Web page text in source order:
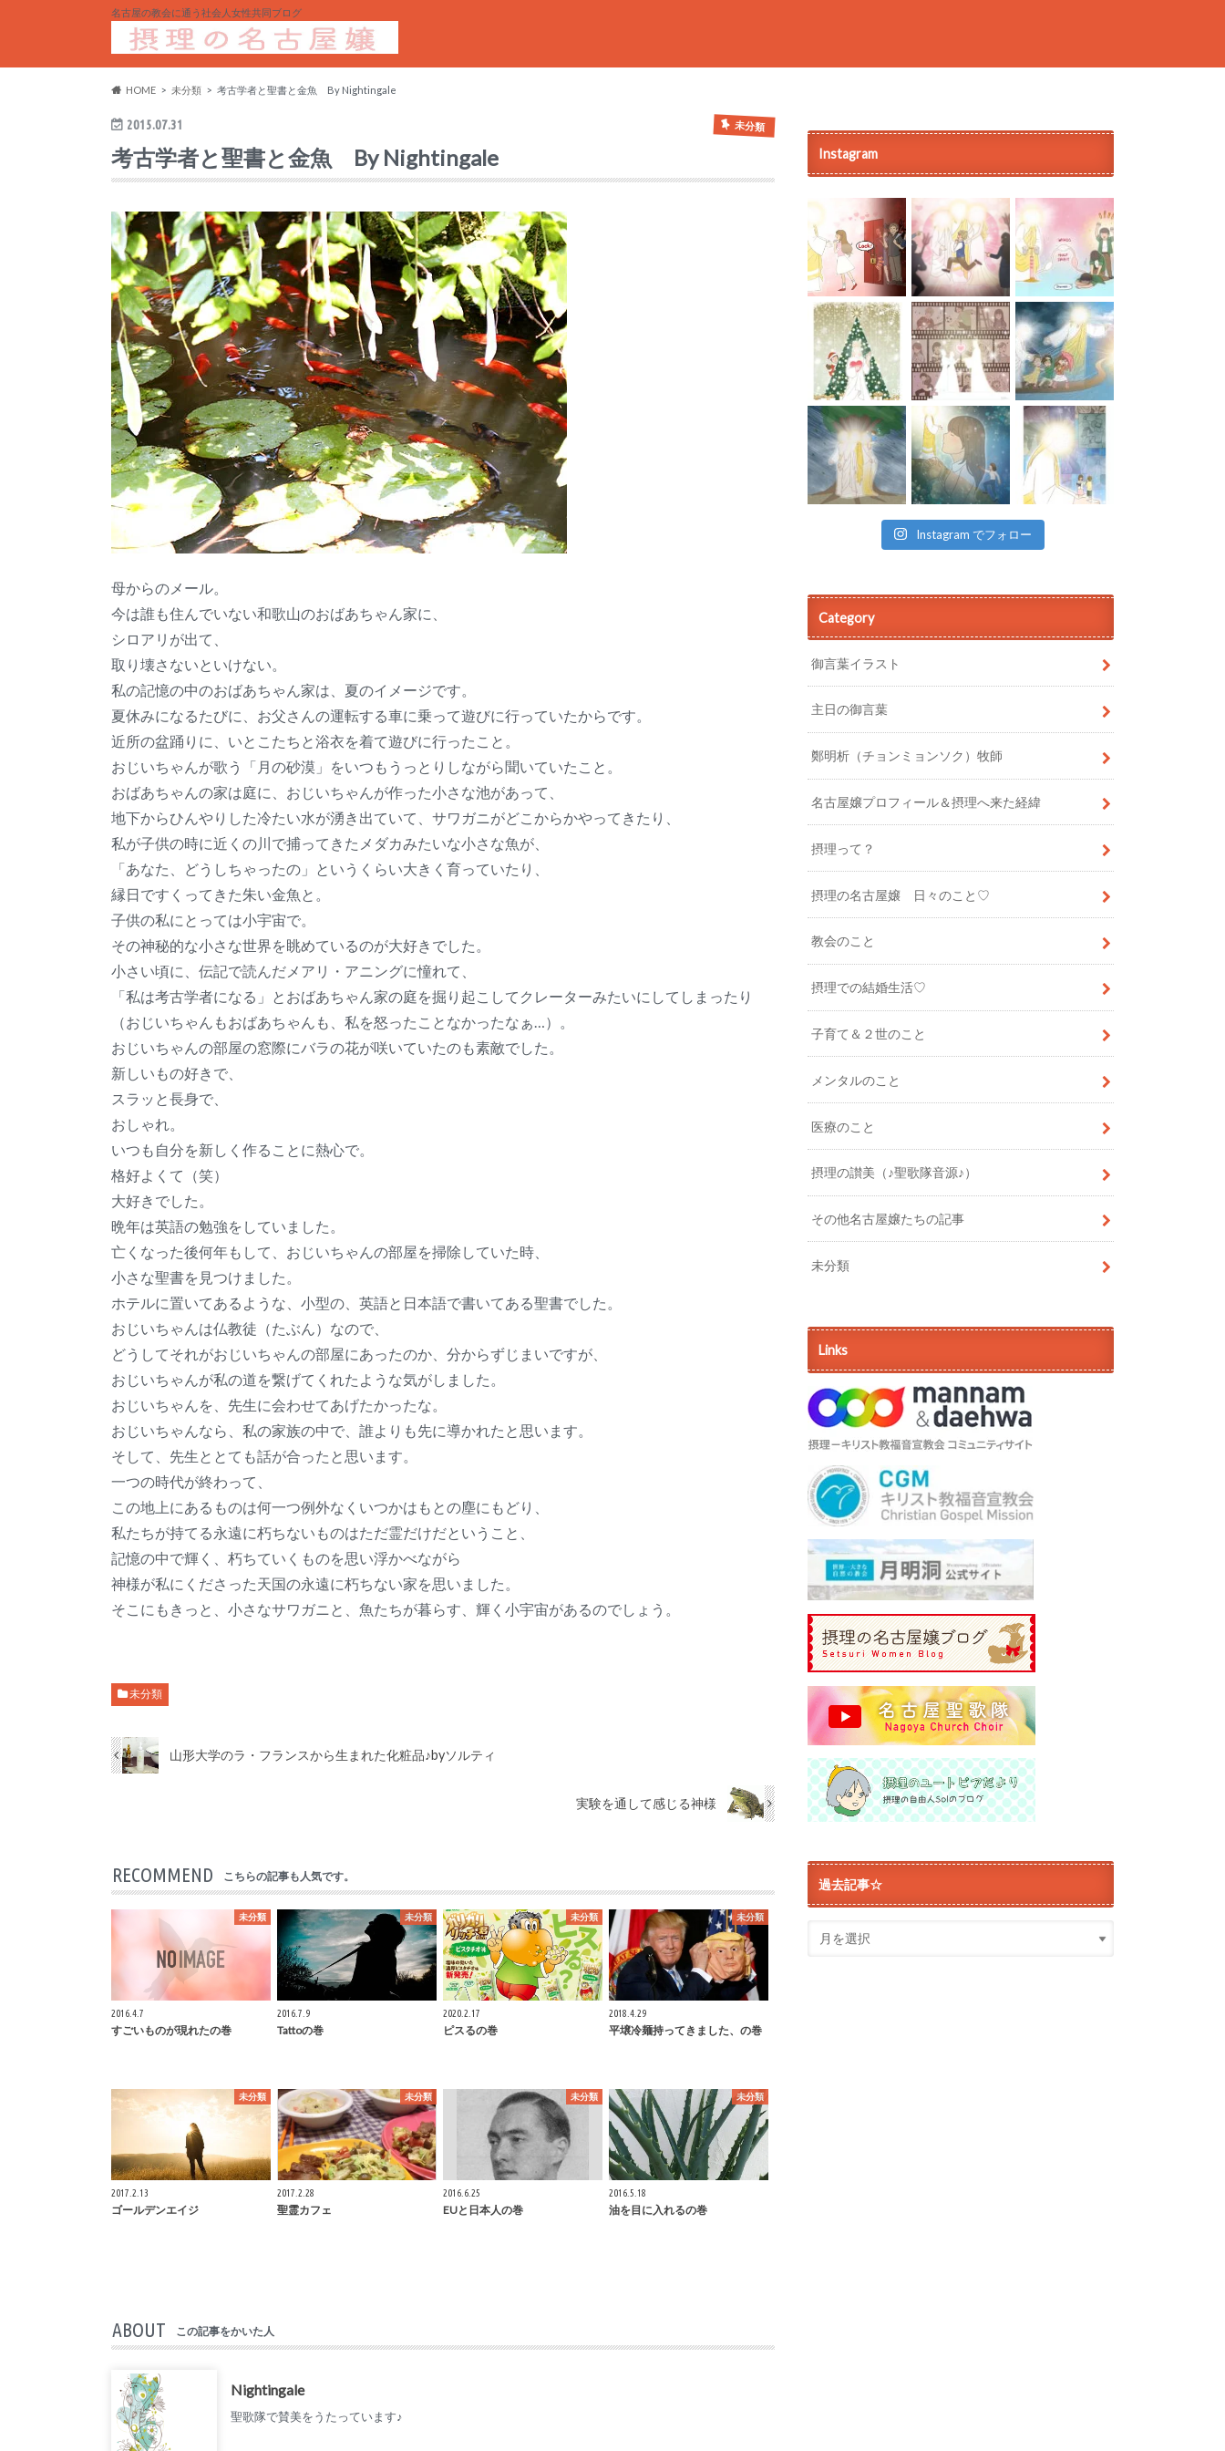
名古屋の教会に通う社会人女性共同ブログ
HOME 未分類 考古学者と聖書と金魚 By Nightingale
2015.07.31 未分類
考古学者と聖書と金魚 By Nightingale
母からのメール。
今は誰も住んでいない和歌山のおばあちゃん家に、
シロアリが出て、
取り壊さないといけない。
私の記憶の中のおばあちゃん家は、夏のイメージです。
夏休みになるたびに、お父さんの運転する車に乗って遊びに行っていたからです。
近所の盆踊りに、いとこたちと浴衣を着て遊びに行ったこと。
おじいちゃんが歌う「月の砂漠」をいつもうっとりしながら聞いていたこと。
おばあちゃんの家は庭に、おじいちゃんが作った小さな池があって、
地下からひんやりした冷たい水が湧き出ていて、サワガニがどこからかやってきたり、
私が子供の時に近くの川で捕ってきたメダカみたいな小さな魚が、
「あなた、どうしちゃったの」というくらい大きく育っていたり、
縁日ですくってきた朱い金魚と。
子供の私にとっては小宇宙で。
その神秘的な小さな世界を眺めているのが大好きでした。
小さい頃に、伝記で読んだメアリ・アニングに憧れて、
「私は考古学者になる」とおばあちゃん家の庭を掘り起こしてクレーターみたいにしてしまったり
（おじいちゃんもおばあちゃんも、私を怒ったことなかったなぁ…）。
おじいちゃんの部屋の窓際にバラの花が咲いていたのも素敵でした。
新しいもの好きで、
スラッと長身で、
おしゃれ。
いつも自分を新しく作ることに熱心で。
格好よくて（笑）
大好きでした。
晩年は英語の勉強をしていました。
亡くなった後何年もして、おじいちゃんの部屋を掃除していた時、
小さな聖書を見つけました。
ホテルに置いてあるような、小型の、英語と日本語で書いてある聖書でした。
おじいちゃんは仏教徒（たぶん）なので、
どうしてそれがおじいちゃんの部屋にあったのか、分からずじまいですが、
おじいちゃんが私の道を繋げてくれたような気がしました。
おじいちゃんを、先生に会わせてあげたかったな。
おじいちゃんなら、私の家族の中で、誰よりも先に導かれたと思います。
そして、先生ととても話が合ったと思います。
一つの時代が終わって、
この地上にあるものは何一つ例外なくいつかはもとの塵にもどり、
私たちが持てる永遠に朽ちないものはただ霊だけだということ、
記憶の中で輝く、朽ちていくものを思い浮かべながら
神様が私にくださった天国の永遠に朽ちない家を思いました。
そこにもきっと、小さなサワガニと、魚たちが暮らす、輝く小宇宙があるのでしょう。
未分類
山形大学のラ・フランスから生まれた化粧品♪byソルティ
実験を通して感じる神様
RECOMMEND こちらの記事も人気です。
未分類
2016.4.7
すごいものが現れたの巻
未分類
2016.7.9
Tattoの巻
未分類
2020.2.17
ピスるの巻
未分類
2018.4.29
平壌冷麺持ってきました、の巻
未分類
2017.2.13
ゴールデンエイジ
未分類
2017.2.28
聖霊カフェ
未分類
2016.6.25
EUと日本人の巻
未分類
2016.5.18
油を目に入れるの巻
ABOUT この記事をかいた人
Nightingale
聖歌隊で賛美をうたっています♪
Instagram
Instagram でフォロー
Category
御言葉イラスト
主日の御言葉
鄭明析（チョンミョンソク）牧師
名古屋嬢プロフィール＆摂理へ来た経緯
摂理って？
摂理の名古屋嬢 日々のこと♡
教会のこと
摂理での結婚生活♡
子育て＆２世のこと
メンタルのこと
医療のこと
摂理の讃美（♪聖歌隊音源♪）
その他名古屋嬢たちの記事
未分類
Links
過去記事☆